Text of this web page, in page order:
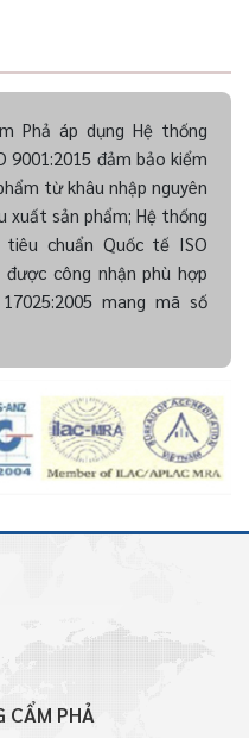
Phả áp dụng Hệ thống
đảm bảo kiểm
từ khâu nhập nguyên
xuất sản phẩm; Hệ thống
chuẩn Quốc tế ISO
được công nhận phù hợp
mang mã số
CẨM PHẢ